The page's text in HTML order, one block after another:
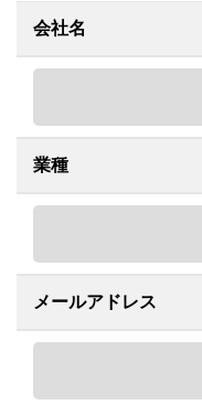
会社名
業種
メールアドレス